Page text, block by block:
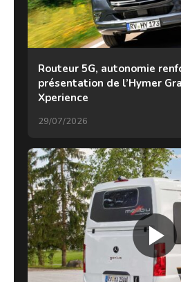
Routeur 5G, autonomie
présentation de l’Hymer
Xperience
29/07/2026